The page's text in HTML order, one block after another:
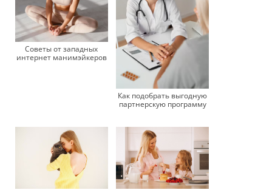
Советы от западных
интернет манимэйкеров
Как подобрать выгодную
партнерскую программу